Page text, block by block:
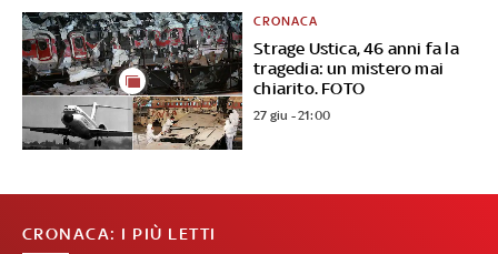
Strage Ustica, 46 anni fa la
tragedia: un mistero mai
chiarito. FOTO
CRONACA
27 giu - 21:00
CRONACA: I PIÙ LETTI